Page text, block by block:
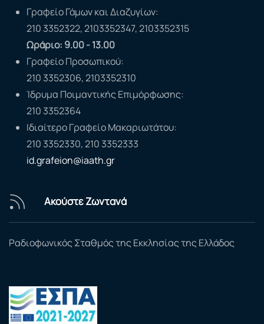
Γραφείο Γάμων και Διαζυγίων:
210 3352322, 2103352347, 2103352315
Ωράριο: 9.00 - 13.00
Γραφείο Προσωπικού:
210 3352306, 2103352310
Ίδρυμα Ποιμαντικής Επιμόρφωσης:
210 3352364
Ιδιαίτερο Γραφείο Μακαριωτάτου:
210 3352330, 210 3352333
id.grafeion@iaath.gr
Ακούστε Ζωντανά
Ραδιοφωνικός Σταθμός της Εκκλησίας της Ελλάδος